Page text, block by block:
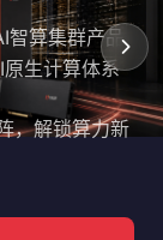
智算集群产品
生计算体系
，解锁算力新